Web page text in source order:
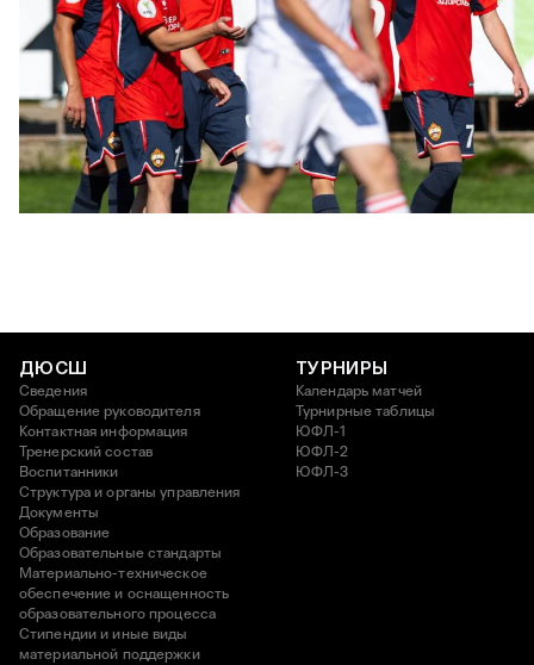
ЮФЛ: Московское дерби на «Октябре»
3 АВГУСТА 2026 14:15
ДЮСШ
Сведения
Обращение руководителя
Контактная информация
Тренерский состав
Воспитанники
Структура и органы управления
Документы
Образование
Образовательные стандарты
Материально-техническое
обеспечение и оснащенность
образовательного процесса
Стипендии и иные виды
материальной поддержки
ТУРНИРЫ
Календарь матчей
Турнирные таблицы
ЮФЛ-1
ЮФЛ-2
ЮФЛ-3